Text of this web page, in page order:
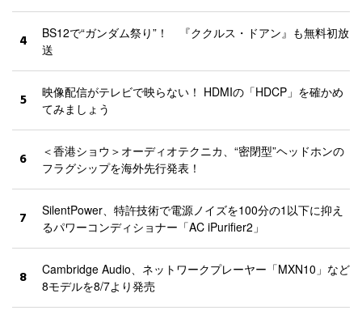
4
BS12で“ガンダム祭り”！ 『ククルス・ドアン』も無料初放
送
5
映像配信がテレビで映らない！ HDMIの「HDCP」を確かめ
てみましょう
6
＜香港ショウ＞オーディオテクニカ、“密閉型”ヘッドホンの
フラグシップを海外先行発表！
7
SilentPower、特許技術で電源ノイズを100分の1以下に抑え
るパワーコンディショナー「AC iPurifier2」
8
Cambridge Audio、ネットワークプレーヤー「MXN10」など
8モデルを8/7より発売